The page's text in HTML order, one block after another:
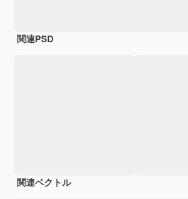
関連PSD
関連ベクトル